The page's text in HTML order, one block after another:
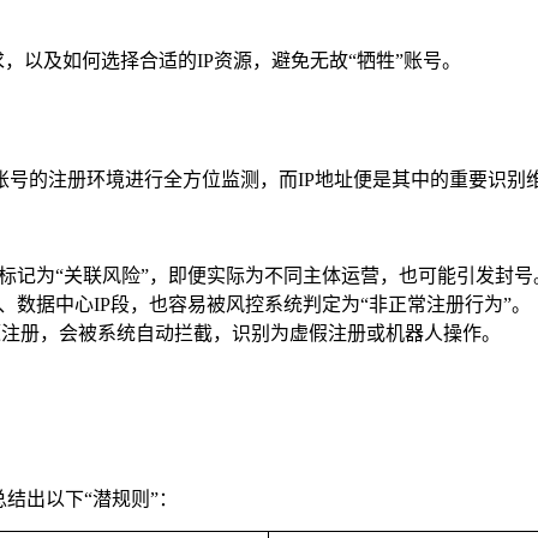
以及如何选择合适的IP资源，避免无故“牺牲”账号。
的注册环境进行全方位监测，而IP地址便是其中的重要识别
为“关联风险”，即便实际为不同主体运营，也可能引发封号
据中心IP段，也容易被风控系统判定为“非正常注册行为”。
册，会被系统自动拦截，识别为虚假注册或机器人操作。
出以下“潜规则”：